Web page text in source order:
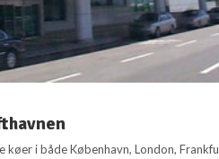
køer i både København, London,